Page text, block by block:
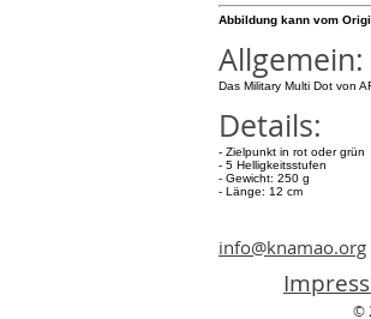
Abbildung kann vom
Allgemein:
Das Military Multi Dot von
Details:
- Zielpunkt in rot oder grün
- 5 Helligkeitsstufen
- Gewicht: 250 g
- Länge: 12 cm
©
info@knamao.org